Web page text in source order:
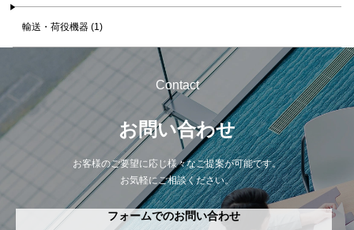
輸送・荷役機器 (1)
Contact
お問い合わせ
お客様のご要望に応じ様々なご提案が可能です。
お気軽にご相談ください。
フォームでのお問い合わせ